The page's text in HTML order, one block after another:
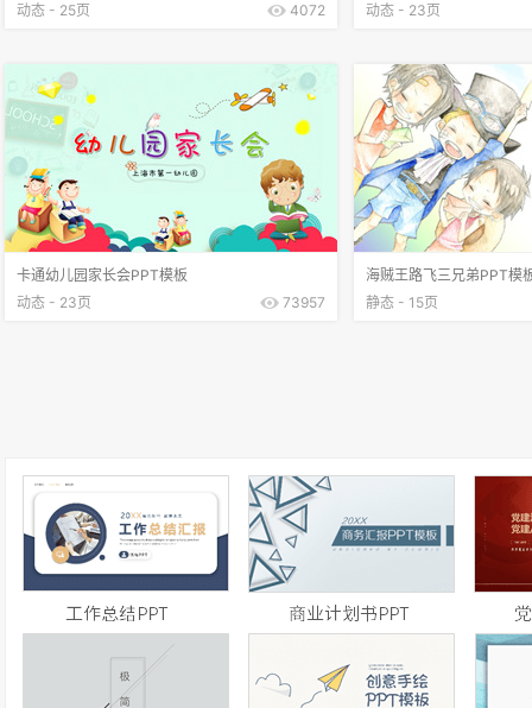
动态 - 25页
4072
动态 - 23页
卡通幼儿园家长会PPT模板
动态 - 23页
73957
海贼王路飞三兄弟PPT模
静态 - 15页